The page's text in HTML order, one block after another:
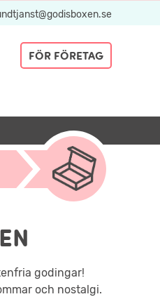
FÖR FÖRETAG
godingar!
och nostalgi.